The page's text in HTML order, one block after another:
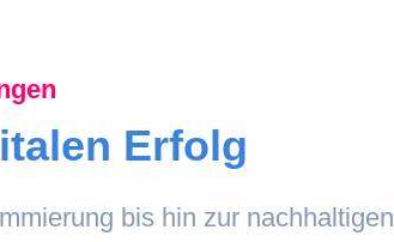
Erfolg
bis hin zur nachhaltigen